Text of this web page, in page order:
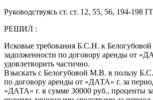
Руководствуясь ст. ст. 12, 55, 56, 194-198
РЕШИЛ :
Исковые требования Б.С.Н. к
задолженности по договору аренды от
удовлетворить частично.
Взыскать с Белогубовой М.В. в пользу
по договору аренды от «ДАТА» г. за
«ДАТА» г. в сумме 30000 руб., проценты